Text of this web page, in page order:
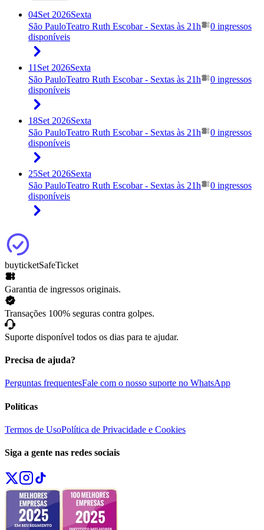
04Set 2026Sexta
São PauloTeatro Ruth Escobar - Sextas às 21h
0 ingressos
disponíveis
11 Set 2026Sexta
São PauloTeatro Ruth Escobar - Sextas às 21h
0 ingressos
disponíveis
18Set 2026Sexta
São PauloTeatro Ruth Escobar - Sextas às 21h
0 ingressos
disponíveis
25Set 2026Sexta
São PauloTeatro Ruth Escobar - Sextas às 21h
0 ingressos
disponíveis
buyticketSafeTicket
Garantia de ingressos originais.
Transações 100% seguras contra golpes.
Suporte disponível todos os dias para te ajudar.
Precisa de ajuda?
Perguntas frequentesFale com o nosso suporte no WhatsApp
Políticas
Termos de UsoPolítica de Privacidade e Cookies
Siga a gente nas redes sociais